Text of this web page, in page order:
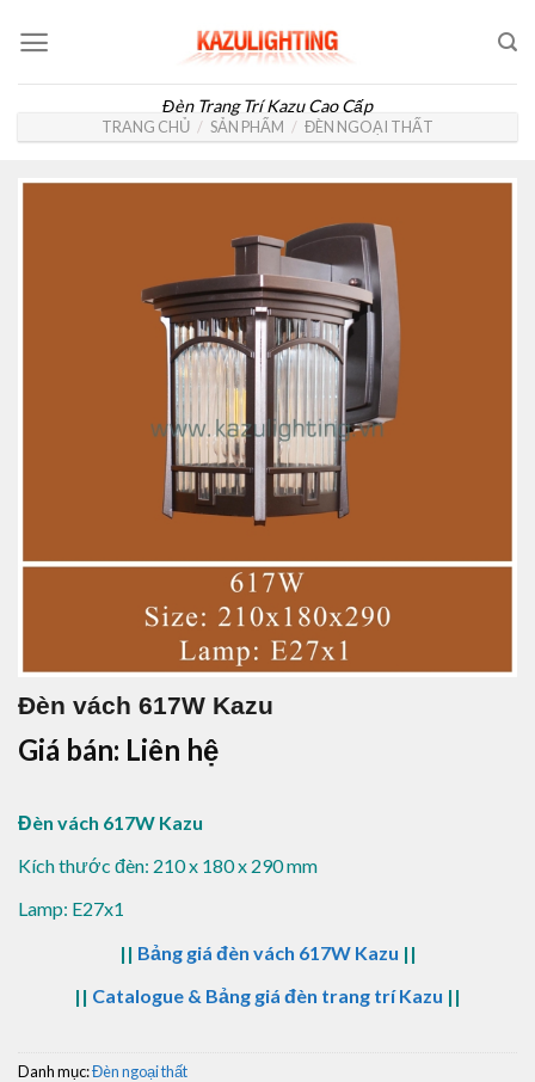
Đèn Trang Trí Kazu Cao Cấp
TRANG CHỦ / SẢN PHẨM / ĐÈN NGOẠI THẤT
Đèn vách 617W Kazu
Giá bán: Liên hệ
Đèn vách 617W Kazu
Kích thước đèn: 210 x 180 x 290 mm
Lamp: E27x1
|| Bảng giá đèn vách 617W Kazu ||
|| Catalogue & Bảng giá đèn trang trí Kazu ||
Danh mục:Đèn ngoại thất